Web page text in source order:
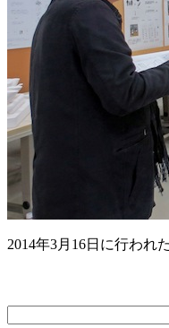
2014年3月16日に行われ